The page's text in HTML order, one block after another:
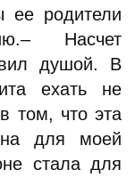
ее родители
Насчет
душой. В
ехать не
том, что эта
для моей
стала для